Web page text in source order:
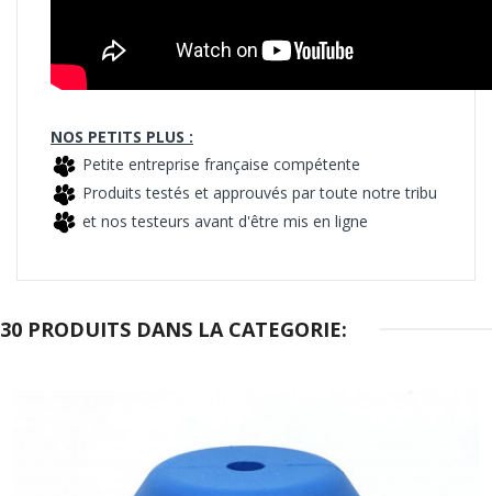
NOS PETITS PLUS :
Petite entreprise française compétente
Produits testés et approuvés par toute notre tribu
et nos testeurs avant d'être mis en ligne
30 PRODUITS DANS LA CATEGORIE: